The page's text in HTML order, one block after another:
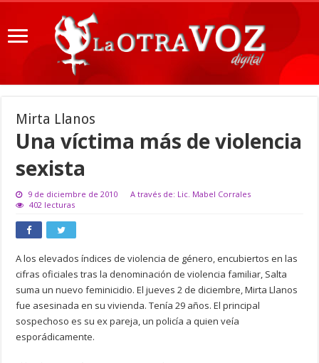
Mirta Llanos
Una víctima más de violencia
sexista
9 de diciembre de 2010
A través de: Lic. Mabel Corrales
402 lecturas
A los elevados índices de violencia de género, encubiertos en las
cifras oficiales tras la denominación de violencia familiar, Salta
suma un nuevo feminicidio. El jueves 2 de diciembre, Mirta Llanos
fue asesinada en su vivienda. Tenía 29 años. El principal
sospechoso es su ex pareja, un policía a quien veía
esporádicamente.